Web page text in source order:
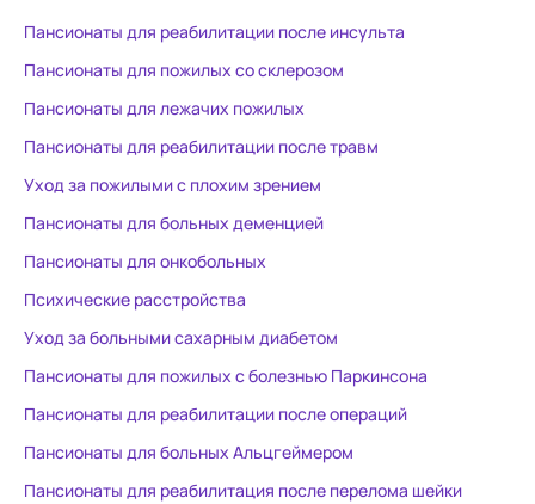
действительно заботятся
Пансионаты для реабилитации после инсульта
Пансионаты для пожилых со склерозом
Пансионаты для лежачих пожилых
Пансионаты для реабилитации после травм
Уход за пожилыми с плохим зрением
Пансионаты для больных деменцией
Пансионаты для онкобольных
Психические расстройства
Уход за больными сахарным диабетом
Пансионаты для пожилых с болезнью Паркинсона
Пансионаты для реабилитации после операций
Пансионаты для больных Альцгеймером
Пансионаты для реабилитация после перелома шейки